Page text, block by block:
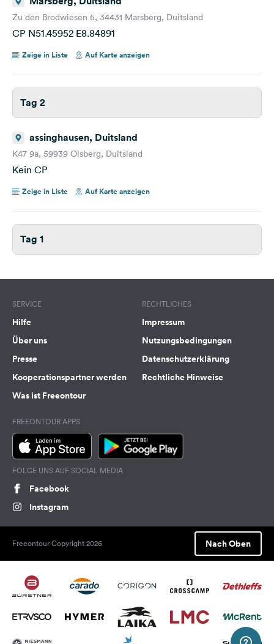
Zu den Brodwiesen 5, 34431 Marsberg, Duitsland
CP N51.45952 E8.84891
Zeige in Liste Auf Karte anzeigen
Tag 2
assinghausen, Duitsland
K47 9a, 59939 Olsberg, Duitsland
Kein CP
Zeige in Liste Auf Karte anzeigen
Tag 1
SERVICE
Hilfe
Über uns
Presse
Kooperationspartner werden
Was ist Freeontour
RECHTLICHES
Impressum
Nutzungsbedingungen
Datenschutzerklärung
Rechtliche Hinweise
FREEONTOUR APPS
FOLGE UNS AUF SOCIAL MEDIA
Facebook
Instagram
Freeontour Copyright 2026 Nach Oben